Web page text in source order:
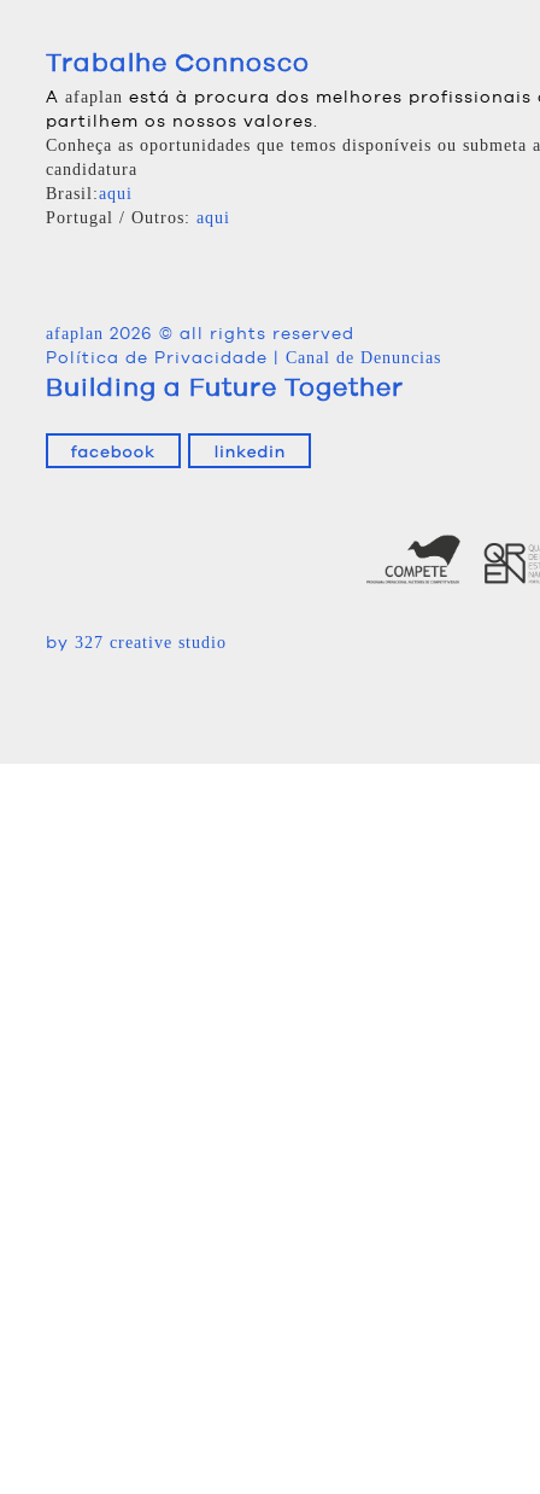
Trabalhe Connosco
A afaplan está à procura dos melhores profissionais
partilhem os nossos valores.
Conheça as oportunidades que temos disponíveis ou submeta
candidatura
Brasil:aqui
Portugal / Outros: aqui
afaplan 2026 © all rights reserved
Política de Privacidade | Canal de Denuncias
Building a Future Together
by 327 creative studio